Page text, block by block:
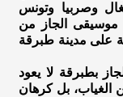
وصربيا وتونس
موسيقى الجاز من
على مدينة طبرقة
بطبرقة لا يعود
بل كرهان